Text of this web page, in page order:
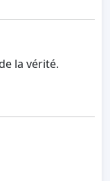
la vérité.